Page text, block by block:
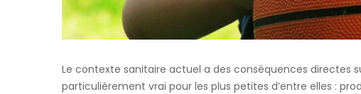
Le contexte sanitaire actuel a des conséquences directes
particulièrement vrai pour les plus petites d’entre elles :